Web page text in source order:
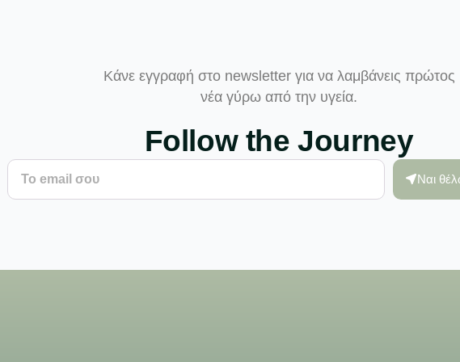
Κάνε εγγραφή στο newsletter για να λαμβάνεις πρώτος
νέα γύρω από την υγεία.
Follow the Journey
Ναι